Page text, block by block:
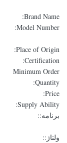
Brand Name:
Model Number:
Place of Origin:
Certification:
Minimum Order
Quantity:
Price:
Supply Ability:
برنامه::
ولتاژ::